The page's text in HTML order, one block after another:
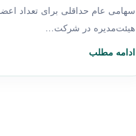
سهامی عام حداقلی برای تعداد
هیئت‌مدیره در شرکت…
ادامه مطلب